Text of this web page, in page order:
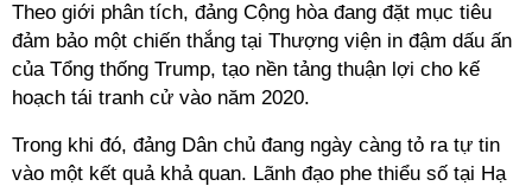
Theo giới phân tích, đảng Cộng hòa đang đặt mục tiêu
đảm bảo một chiến thắng tại Thượng viện in đậm dấu ấn
của Tổng thống Trump, tạo nền tảng thuận lợi cho kế
hoạch tái tranh cử vào năm 2020.
Trong khi đó, đảng Dân chủ đang ngày càng tỏ ra tự tin
vào một kết quả khả quan. Lãnh đạo phe thiểu số tại Hạ